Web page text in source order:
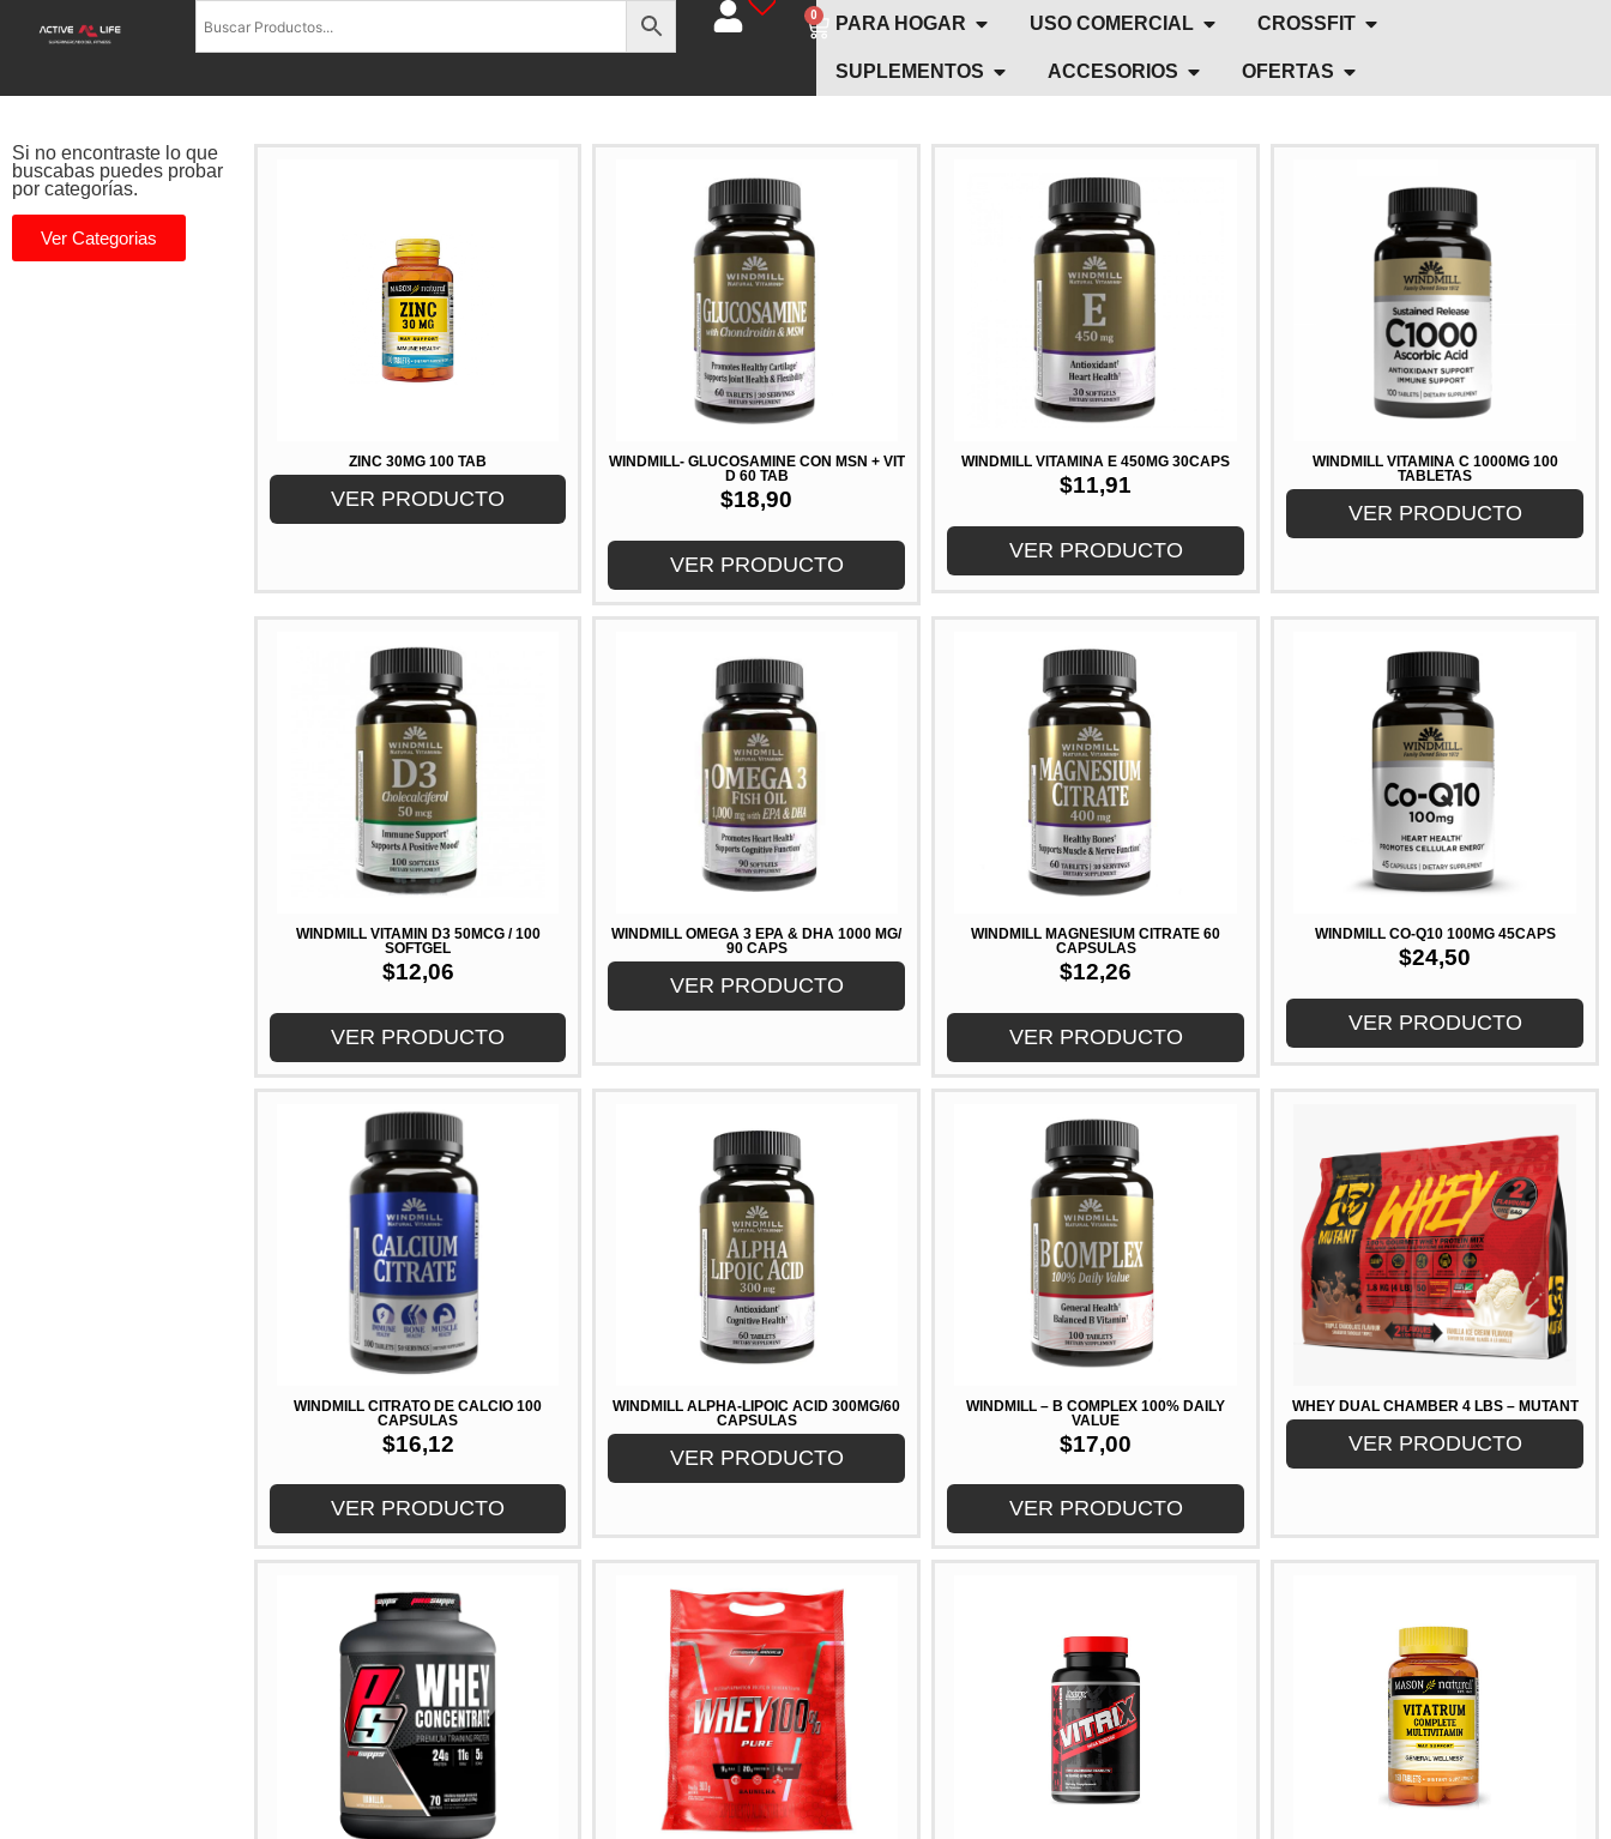
0 PARA HOGAR USO COMERCIAL CROSSFIT
SUPLEMENTOS ACCESORIOS OFERTAS
Si no encontraste lo que
buscabas puedes probar
por categorías.
Ver Categorias
ZINC 30MG 100 TAB
VER PRODUCTO
WINDMILL- GLUCOSAMINE CON MSN + VIT
D 60 TAB
$18,90
VER PRODUCTO
WINDMILL VITAMINA E 450MG 30CAPS
$11,91
VER PRODUCTO
WINDMILL VITAMINA C 1000MG 100
TABLETAS
VER PRODUCTO
WINDMILL VITAMIN D3 50MCG / 100
SOFTGEL
$12,06
VER PRODUCTO
WINDMILL OMEGA 3 EPA & DHA 1000 MG/
90 CAPS
VER PRODUCTO
WINDMILL MAGNESIUM CITRATE 60
CAPSULAS
$12,26
VER PRODUCTO
WINDMILL CO-Q10 100MG 45CAPS
$24,50
VER PRODUCTO
WINDMILL CITRATO DE CALCIO 100
CAPSULAS
$16,12
VER PRODUCTO
WINDMILL ALPHA-LIPOIC ACID 300MG/60
CAPSULAS
VER PRODUCTO
WINDMILL – B COMPLEX 100% DAILY
VALUE
$17,00
VER PRODUCTO
WHEY DUAL CHAMBER 4 LBS – MUTANT
VER PRODUCTO